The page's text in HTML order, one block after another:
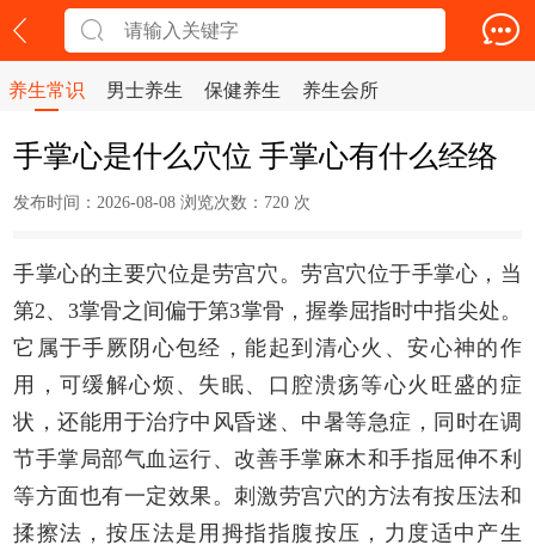
养生常识 男士养生 保健养生 养生会所
手掌心是什么穴位 手掌心有什么经络
发布时间：2026-08-08 浏览次数： 720 次
手掌心的主要穴位是劳宫穴。劳宫穴位于手掌心，当
第2、3掌骨之间偏于第3掌骨，握拳屈指时中指尖处。
它属于手厥阴心包经，能起到清心火、安心神的作
用，可缓解心烦、失眠、口腔溃疡等心火旺盛的症
状，还能用于治疗中风昏迷、中暑等急症，同时在调
节手掌局部气血运行、改善手掌麻木和手指屈伸不利
等方面也有一定效果。刺激劳宫穴的方法有按压法和
揉擦法，按压法是用拇指指腹按压，力度适中产生